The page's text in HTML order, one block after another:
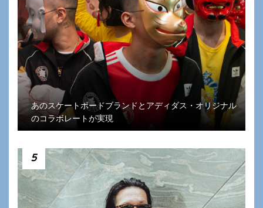
あのスケートボードブランドとアディダス・オリジナル
のコラボレートが実現
5